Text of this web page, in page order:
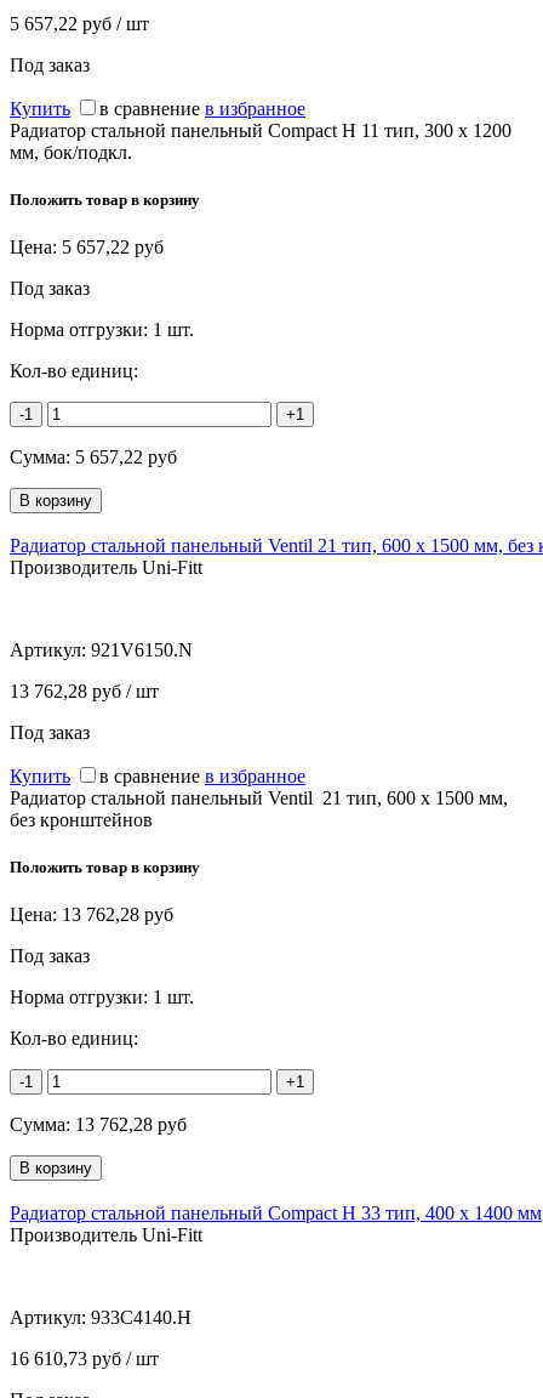
5 657,22 руб / шт
Под заказ
Купить в сравнение в избранное
Радиатор стальной панельный Compact H 11 тип, 300 х 1200
мм, бок/подкл.
Положить товар в корзину
Цена: 5 657,22 руб
Под заказ
Норма отгрузки: 1 шт.
Кол-во единиц:
-1 +1
Сумма: 5 657,22 руб
Радиатор стальной панельный Ventil 21 тип, 600 х 1500 мм,
Производитель Uni-Fitt
Артикул: 921V6150.N
13 762,28 руб / шт
Под заказ
Купить в сравнение в избранное
Радиатор стальной панельный Ventil 21 тип, 600 х 1500 мм,
без кронштейнов
Положить товар в корзину
Цена: 13 762,28 руб
Под заказ
Норма отгрузки: 1 шт.
Кол-во единиц:
-1 +1
Сумма: 13 762,28 руб
Радиатор стальной панельный Compact H 33 тип, 400 х 1400 мм
Производитель Uni-Fitt
Артикул: 933C4140.H
16 610,73 руб / шт